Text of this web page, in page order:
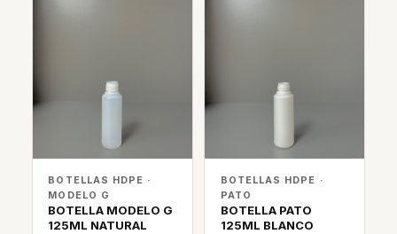
BOTELLAS HDPE ·
MODELO G
BOTELLA MODELO G
125ML NATURAL
BOTELLAS HDPE ·
PATO
BOTELLA PATO
125ML BLANCO